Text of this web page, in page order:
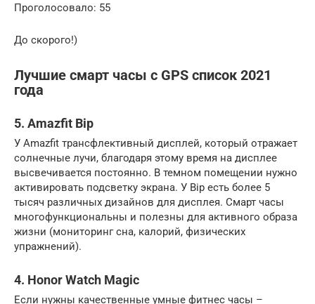
Проголосовало: 55
До скорого!)
Лучшие смарт часы с GPS список 2021
года
5. Amazfit Bip
У Amazfit трансфлективный дисплей, который отражает
солнечные лучи, благодаря этому время на дисплее
высвечивается постоянно. В темном помещении нужно
активировать подсветку экрана. У Bip есть более 5
тысяч различных дизайнов для дисплея. Смарт часы
многофункциональны и полезны для активного образа
жизни (мониторинг сна, калорий, физических
упражнений).
4. Honor Watch Magic
Если нужны качественные умные фитнес часы –